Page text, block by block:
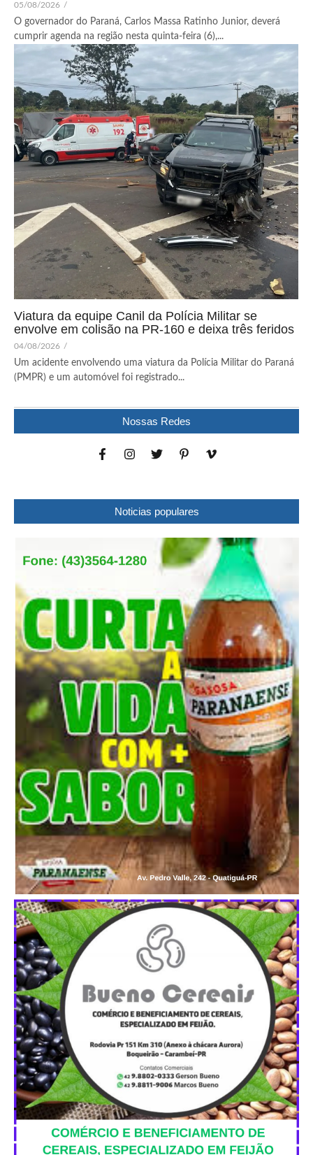
05/08/2026 /
O governador do Paraná, Carlos Massa Ratinho Junior, deverá
cumprir agenda na região nesta quinta-feira (6),...
Viatura da equipe Canil da Polícia Militar se
envolve em colisão na PR-160 e deixa três feridos
04/08/2026 /
Um acidente envolvendo uma viatura da Polícia Militar do Paraná
(PMPR) e um automóvel foi registrado...
Nossas Redes
Noticias populares